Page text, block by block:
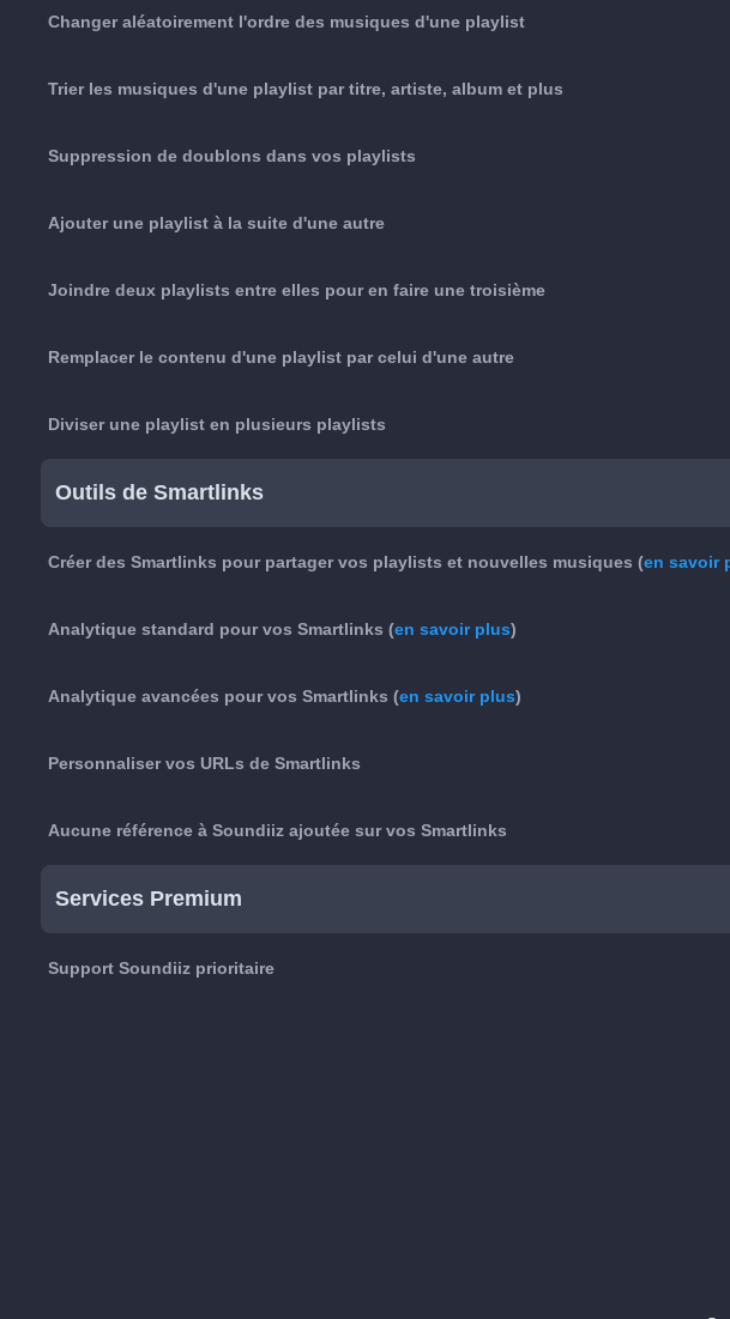
Changer aléatoirement l'ordre des musiques d'une playlist
Trier les musiques d'une playlist par titre, artiste, album et plus
Suppression de doublons dans vos playlists
Ajouter une playlist à la suite d'une autre
Joindre deux playlists entre elles pour en faire une troisième
Remplacer le contenu d'une playlist par celui d'une autre
Diviser une playlist en plusieurs playlists
Outils de Smartlinks
Créer des Smartlinks pour partager vos playlists et nouvelles musiques (en savoir
Analytique standard pour vos Smartlinks (en savoir plus)
Analytique avancées pour vos Smartlinks (en savoir plus)
Personnaliser vos URLs de Smartlinks
Aucune référence à Soundiiz ajoutée sur vos Smartlinks
Services Premium
Support Soundiiz prioritaire